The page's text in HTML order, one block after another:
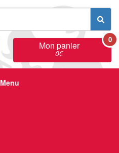
Mon panier
0€
0
Menu